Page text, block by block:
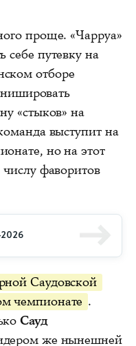
проще. «Чарруа»
себе путевку на
отборе
«стыков» на
выступит на
но на этот
фаворитов
Саудовской
чемпионате .
Сауд
же нынешней